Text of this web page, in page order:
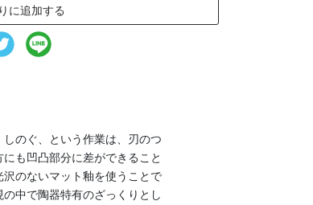
に追加する
のぐ、という作業は、刃のつ
も凹凸部分に差ができること
のないマット釉を使うことで
中で陶器特有のざっくりとし